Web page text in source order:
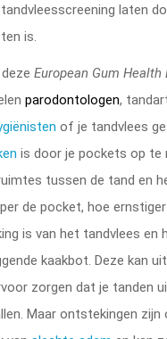
laten
is.
dezeEuropean Gum Health
parodontologen,
of je tandvlees
is door je pockets op te
tussen de tand en
de pocket, hoe
is van het tandvlees en
kaakbot. Deze kan
zorgen dat je tanden
Maar ontstekingen zijn